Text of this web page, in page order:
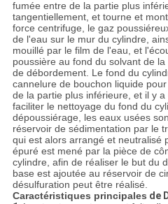
fumée entre de la partie plus
tangentiellement, et tourne et
force centrifuge, le gaz
de l'eau sur le mur du cylindre,
mouillé par le film de l'eau, et
poussière au fond du solvant de
de débordement. Le fond du
cannelure de bouchon liquide
de la partie plus inférieure, et il y
faciliter le nettoyage du fond du
dépoussiérage, les eaux usées
réservoir de sédimentation par le
qui est alors arrangé et neutralisé
épuré est mené par la pièce de
cylindre, afin de réaliser le but du
base est ajoutée au réservoir de
désulfuration peut être réalisé.
Caractéristiques principales de